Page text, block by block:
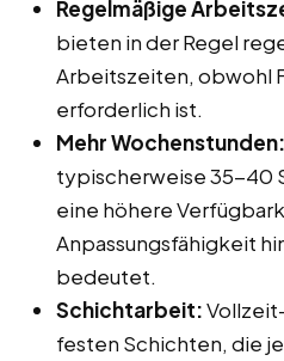
Regelmäßige
bieten in der Regel
Arbeitszeiten, obwohl
erforderlich ist.
Mehr Wochenstunden:
typischerweise 35-40
eine höhere
Anpassungsfähigkeit
bedeutet.
Schichtarbeit:
festen Schichten, die